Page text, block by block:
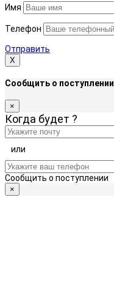
Имя
Телефон
Отправить
Х
Сообщить о поступлении
×
Когда будет ?
или
Сообщить о поступлении
×